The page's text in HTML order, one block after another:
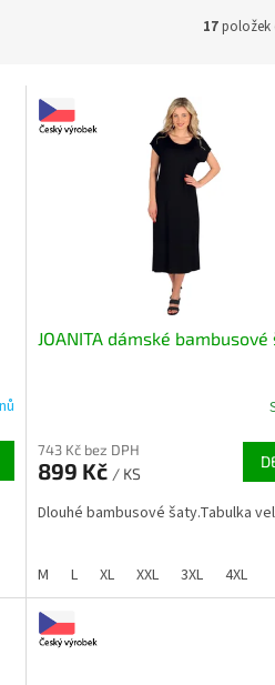
17položek
JOANITA dámské bambusové
743 Kč bez DPH
899 Kč / KS
Dlouhé bambusové šaty.Tabulka
M L XL XXL 3XL 4XL